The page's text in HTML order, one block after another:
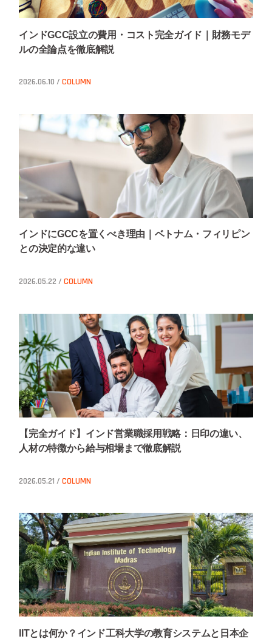
インドGCC設立の費用・コスト完全ガイド｜財務モデ
ルの全論点を徹底解説
2026.06.10 /COLUMN
インドにGCCを置くべき理由｜ベトナム・フィリピン
との決定的な違い
2026.05.22 /COLUMN
【完全ガイド】インド営業職採用戦略：日印の違い、
人材の特徴から給与相場まで徹底解説
2026.05.21 /COLUMN
IITとは何か？インド工科大学の教育システムと日本企